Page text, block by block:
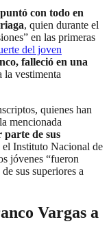
con todo en
, quien durante el
en las primeras
del joven
falleció en una
la vestimenta
quienes han
mencionada
parte de sus
Instituto Nacional de
jóvenes “fueron
sus superiores a
Vargas a